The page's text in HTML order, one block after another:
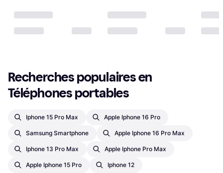
Recherches populaires en
Téléphones portables
Iphone 15 Pro Max Apple Iphone 16 Pro
Samsung Smartphone Apple Iphone 16 Pro Max
Iphone 13 Pro Max Apple Iphone Pro Max
Apple Iphone 15 Pro Iphone 12